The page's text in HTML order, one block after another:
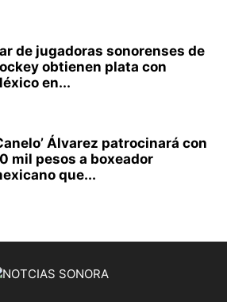
de jugadoras sonorenses de
obtienen plata con
en...
Álvarez patrocinará con
mil pesos a boxeador
que...